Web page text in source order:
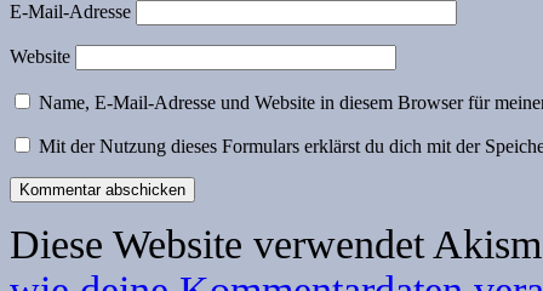
E-Mail-Adresse
Website
Name, E-Mail-Adresse und Website in diesem Browser für
Mit der Nutzung dieses Formulars erklärst du dich mit der
Diese Website verwendet